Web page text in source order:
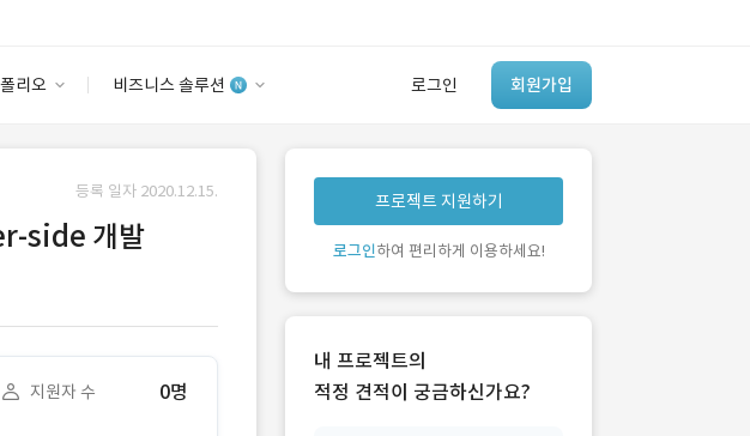
리오 비즈니스 솔루션 로그인 회원가입
안심 코드 케어
솔루션 마켓
스토어
유사사례 검색 AI
‘이런 거’ 만들어본
개발 회사 있어?
등록 일자 2020.12.15.
side 개발
지원자 수 0명
프로젝트 지원하기
로그인하여 편리하게 이용하세요!
내 프로젝트의
적정 견적이 궁금하신가요?